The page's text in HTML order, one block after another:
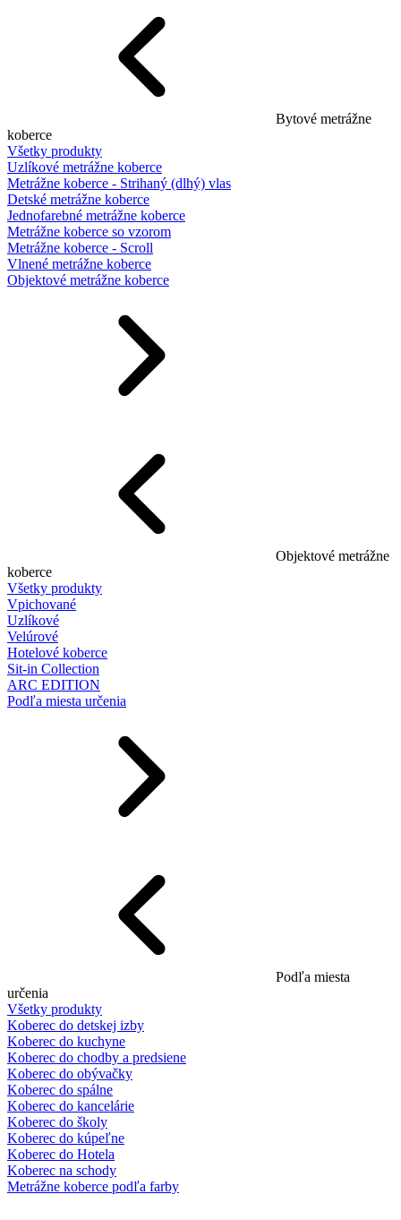
Bytové metrážne
koberce
Všetky produkty
Uzlíkové metrážne koberce
Metrážne koberce - Strihaný (dlhý) vlas
Detské metrážne koberce
Jednofarebné metrážne koberce
Metrážne koberce so vzorom
Metrážne koberce - Scroll
Vlnené metrážne koberce
Objektové metrážne koberce
Objektové metrážne
koberce
Všetky produkty
Vpichované
Uzlíkové
Velúrové
Hotelové koberce
Sit-in Collection
ARC EDITION
Podľa miesta určenia
Podľa miesta
určenia
Všetky produkty
Koberec do detskej izby
Koberec do kuchyne
Koberec do chodby a predsiene
Koberec do obývačky
Koberec do spálne
Koberec do kancelárie
Koberec do školy
Koberec do kúpeľne
Koberec do Hotela
Koberec na schody
Metrážne koberce podľa farby